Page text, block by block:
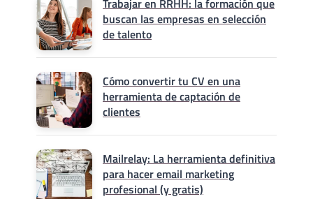
Trabajar en RRHH: la formación que
buscan las empresas en selección
de talento
Cómo convertir tu CV en una
herramienta de captación de
clientes
Mailrelay: La herramienta definitiva
para hacer email marketing
profesional (y gratis)